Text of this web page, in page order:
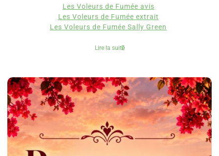
Les Voleurs de Fumée avis
Les Voleurs de Fumée extrait
Les Voleurs de Fumée Sally Green
Lire la suite